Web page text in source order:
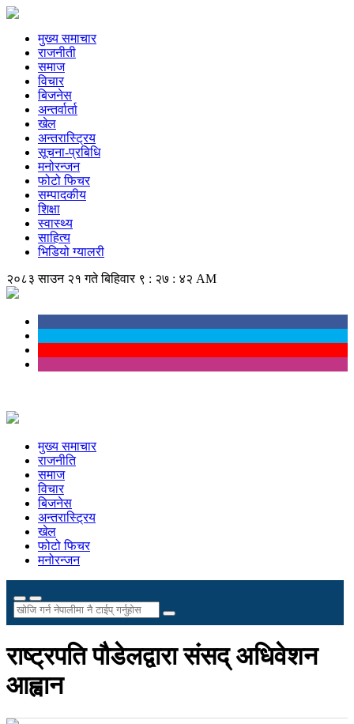
मुख्य समाचार
राजनीती
समाज
विचार
बिजनेस
अन्तर्वार्ता
खेल
अन्तरास्ट्रिय
सूचना-प्रबिधि
मनोरन्जन
फोटो फिचर
सम्पादकीय
शिक्षा
स्वास्थ्य
साहित्य
भिडियो ग्यालरी
२०८३ साउन २१ गते बिहिवार ९ : २७ : ४२ AM
मुख्य समाचार
राजनीति
समाज
विचार
बिजनेस
अन्तरास्ट्रिय
खेल
फोटो फिचर
मनोरन्जन
राष्ट्रपति पौडेलद्वारा संसद् अधिवेशन
आह्वान